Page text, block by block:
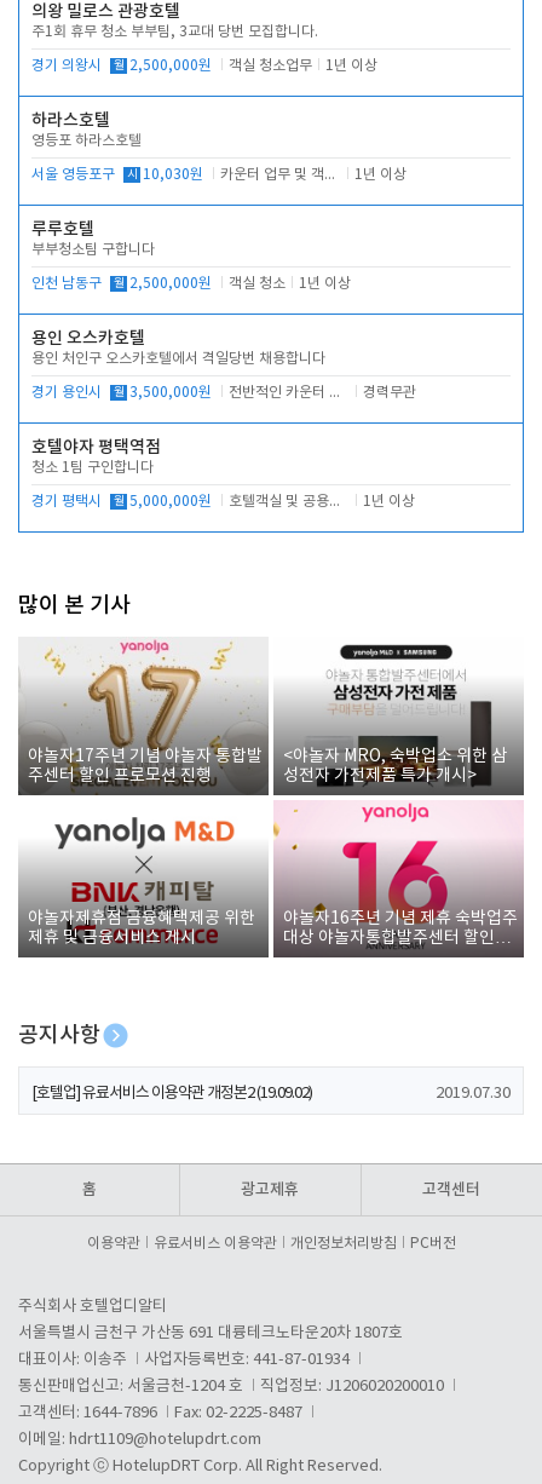
의왕 밀로스 관광호텔
주1회 휴무 청소 부부팀, 3교대 당번 모집합니다.
경기 의왕시 월 2,500,000원 객실 청소업무 1년 이상
하라스호텔
영등포 하라스호텔
서울 영등포구 시 10,030원 카운터 업무 및 객실관리(청소상태 확인, 객실판매) 1년 이상
루루호텔
부부청소팀 구합니다
인천 남동구 월 2,500,000원 객실 청소 1년 이상
용인 오스카호텔
용인 처인구 오스카호텔에서 격일당번 채용합니다
경기 용인시 월 3,500,000원 전반적인 카운터 업무 경력무관
호텔야자 평택역점
청소 1팀 구인합니다
경기 평택시 월 5,000,000원 호텔객실 및 공용시설 청소 관리 1년 이상
많이 본 기사
야놀자17주년 기념 야놀자 통합발
주센터 할인 프로모션 진행
<야놀자 MRO, 숙박업소 위한 삼
성전자 가전제품 특가 개시>
야놀자제휴점 금융혜택제공 위한
제휴 및 금융서비스 게시
야놀자16주년 기념 제휴 숙박업주
대상 야놀자통합발주센터 할인쿠
폰 증정
공지사항
[호텔업] 개인정보 처리방침 개정본1 (19.09.02)
[호텔업] 유료서비스 이용약관 개정본2 (19.09.02) 2019.07.30
홈 광고제휴 고객센터
이용약관 유료서비스 이용약관 개인정보처리방침 PC버전
주식회사 호텔업디알티
서울특별시 금천구 가산동 691 대륭테크노타운20차 1807호
대표이사: 이송주
사업자등록번호: 441-87-01934
통신판매업신고: 서울금천-1204 호
직업정보: J1206020200010
고객센터: 1644-7896
Fax: 02-2225-8487
이메일: hdrt1109@hotelupdrt.com
Copyright ⓒ HotelupDRT Corp. All Right Reserved.